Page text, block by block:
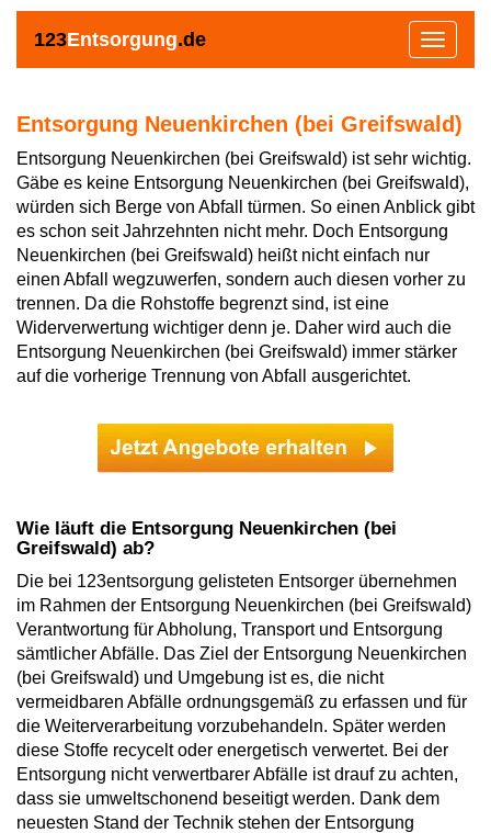
123Entsorgung.de
Toggle
Entsorgung Neuenkirchen (bei Greifswald)
Entsorgung Neuenkirchen (bei Greifswald) ist sehr wichtig.
Gäbe es keine Entsorgung Neuenkirchen (bei Greifswald),
würden sich Berge von Abfall türmen. So einen Anblick gibt
es schon seit Jahrzehnten nicht mehr. Doch Entsorgung
Neuenkirchen (bei Greifswald) heißt nicht einfach nur
einen Abfall wegzuwerfen, sondern auch diesen vorher zu
trennen. Da die Rohstoffe begrenzt sind, ist eine
Widerverwertung wichtiger denn je. Daher wird auch die
Entsorgung Neuenkirchen (bei Greifswald) immer stärker
auf die vorherige Trennung von Abfall ausgerichtet.
Wie läuft die Entsorgung Neuenkirchen (bei
Greifswald) ab?
Die bei 123entsorgung gelisteten Entsorger übernehmen
im Rahmen der Entsorgung Neuenkirchen (bei Greifswald)
Verantwortung für Abholung, Transport und Entsorgung
sämtlicher Abfälle. Das Ziel der Entsorgung Neuenkirchen
(bei Greifswald) und Umgebung ist es, die nicht
vermeidbaren Abfälle ordnungsgemäß zu erfassen und für
die Weiterverarbeitung vorzubehandeln. Später werden
diese Stoffe recycelt oder energetisch verwertet. Bei der
Entsorgung nicht verwertbarer Abfälle ist drauf zu achten,
dass sie umweltschonend beseitigt werden. Dank dem
neuesten Stand der Technik stehen der Entsorgung